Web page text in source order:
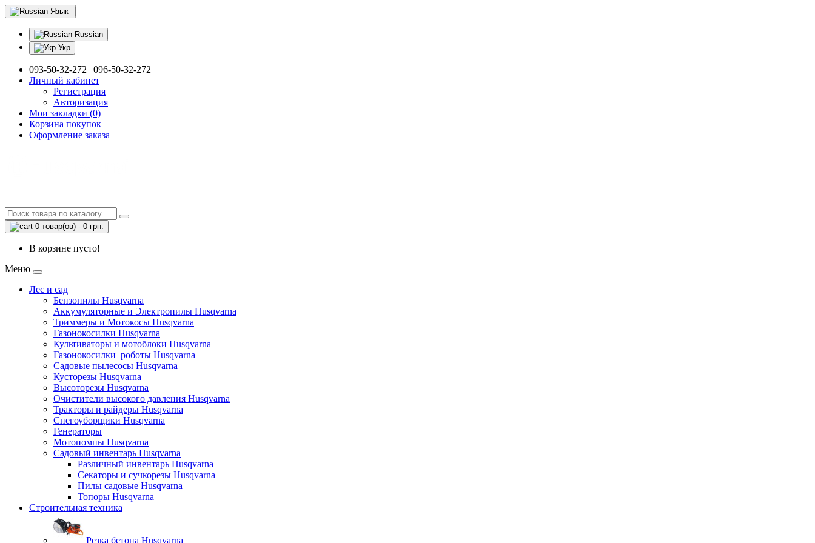
Язык
Russian
Укр
093-50-32-272 | 096-50-32-272
Личный кабинет
Регистрация
Авторизация
Мои закладки (0)
Корзина покупок
Оформление заказа
0 товар(ов) - 0 грн.
В корзине пусто!
Меню
Лес и сад
Бензопилы Husqvarna
Аккумуляторные и Электропилы Нusqvarna
Триммеры и Мотокосы Нusqvarna
Газонокосилки Husqvarna
Культиваторы и мотоблоки Husqvarna
Газонокосилки–роботы Husqvarna
Садовые пылесосы Husqvarna
Кусторезы Husqvarna
Высоторезы Husqvarna
Очистители высокого давления Husqvarna
Тракторы и райдеры Husqvarna
Снегоуборщики Husqvarna
Генераторы
Мотопомпы Husqvarna
Садовый инвентарь Husqvarna
Различный инвентарь Husqvarna
Секаторы и сучкорезы Husqvarna
Пилы садовые Husqvarna
Топоры Husqvarna
Строительная техника
Резка бетона Husqvarna